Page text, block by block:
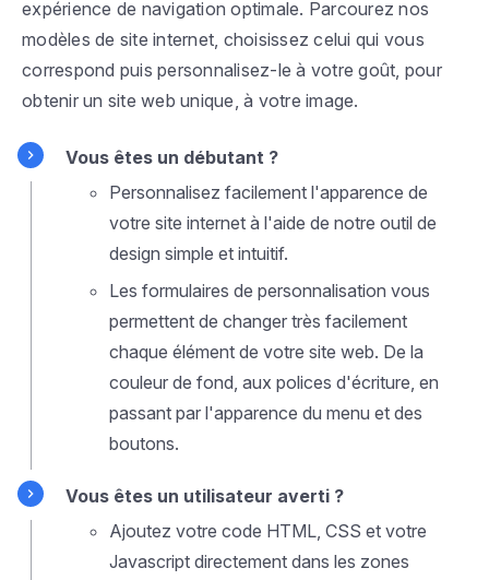
expérience de navigation optimale. Parcourez nos
modèles de site internet, choisissez celui qui vous
correspond puis personnalisez-le à votre goût, pour
obtenir un site web unique, à votre image.
Vous êtes un débutant ?
Personnalisez facilement l'apparence de
votre site internet à l'aide de notre outil de
design simple et intuitif.
Les formulaires de personnalisation vous
permettent de changer très facilement
chaque élément de votre site web. De la
couleur de fond, aux polices d'écriture, en
passant par l'apparence du menu et des
boutons.
Vous êtes un utilisateur averti ?
Ajoutez votre code HTML, CSS et votre
Javascript directement dans les zones